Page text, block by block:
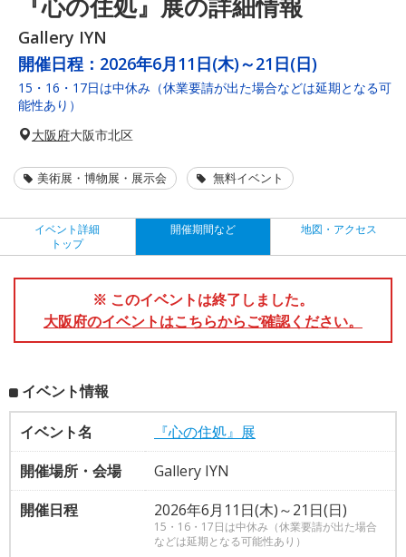
Gallery IYN
開催日程： 2026年6月11日(木)～21日(日)
15・16・17日は中休み（休業要請が出た場合などは延期となる可
能性あり）
大阪府大阪市北区
美術展・博物展・展示会 無料イベント
イベント詳細
トップ
開催期間など 地図・アクセス
※ このイベントは終了しました。
大阪府のイベントはこちらからご確認ください。
イベント情報
イベント名
『心の住処』展
開催場所・会場
Gallery IYN
開催日程
2026年6月11日(木)～21日(日)
15・16・17日は中休み（休業要請が出た場合
などは延期となる可能性あり）